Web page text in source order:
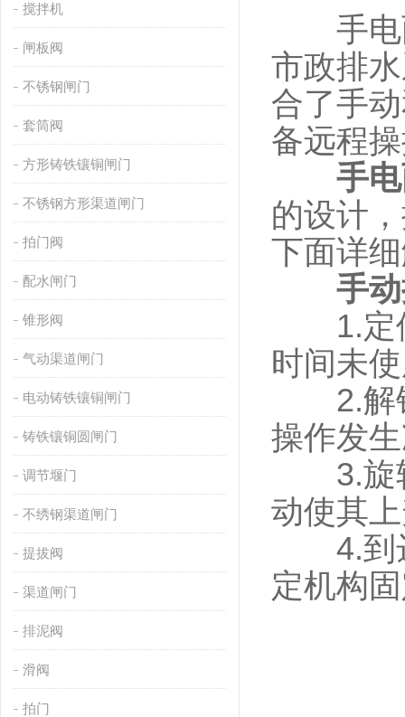
搅拌机
闸板阀
不锈钢闸门
套筒阀
方形铸铁镶铜闸门
不锈钢方形渠道闸门
拍门阀
配水闸门
锥形阀
气动渠道闸门
电动铸铁镶铜闸门
铸铁镶铜圆闸门
调节堰门
不绣钢渠道闸门
提拔阀
渠道闸门
排泥阀
滑阀
拍门
手电两
市政排
合了手
备远程
手
的设计
下面详
手
1.定位
时间未
2.解锁
操作发
3.旋转
动使其
4.到达
定机构